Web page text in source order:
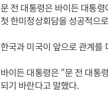
문 전 대통령은 바이든 대통
첫 한미정상회담을 성공적으
한국과 미국이 앞으로 관계를
바이든 대통령은 “문 전 대통
되기 바란다고 말했다.